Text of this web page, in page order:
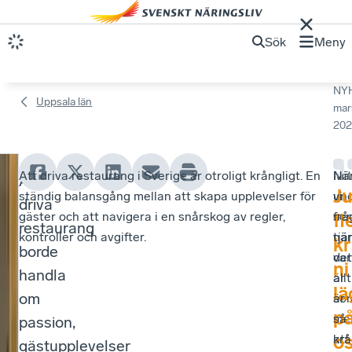
Sök Meny
Uppsala län
Att
driva
restaurang
borde
handla
om
passion,
gästupplevelser
Att driva restaurang i Sverige är otroligt krångligt. En
ständig balansgång mellan att skapa upplevelser för
gäster och att navigera i en snårskog av regler,
kontroller och avgifter.
när
det
är
att
Ju
ni
vi
allt
är
så